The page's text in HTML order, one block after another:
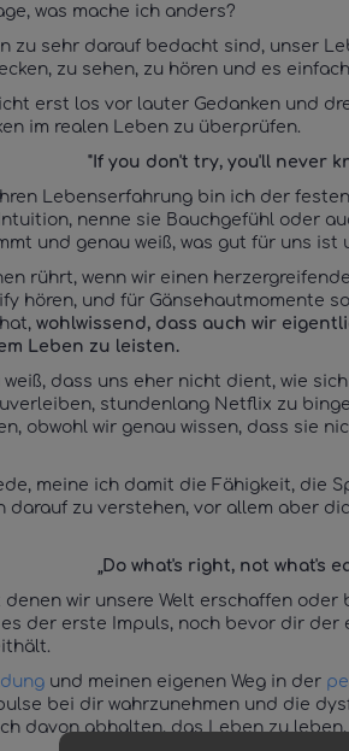
was mache ich anders?
zu sehr darauf bedacht sind, unser
zu sehen, zu hören und es
erst los vor lauter Gedanken und
im realen Leben zu überprüfen.
"If you don't try, you'll never
Lebenserfahrung bin ich der
nenne sie Bauchgefühl oder
und genau weiß, was gut für uns ist
rührt, wenn wir einen
hören, und für Gänsehautmomente
wohlwissend, dass auch wir
Leben zu leisten.
dass uns eher nicht dient, wie
stundenlang Netflix zu
obwohl wir genau wissen, dass sie
meine ich damit die Fähigkeit, die
darauf zu verstehen, vor allem aber
„Do what's right, not what's
denen wir unsere Welt erschaffen
der erste Impuls, noch bevor dir
und meinen eigenen Weg in der
bei dir wahrzunehmen und die
davon abhalten, das Leben zu